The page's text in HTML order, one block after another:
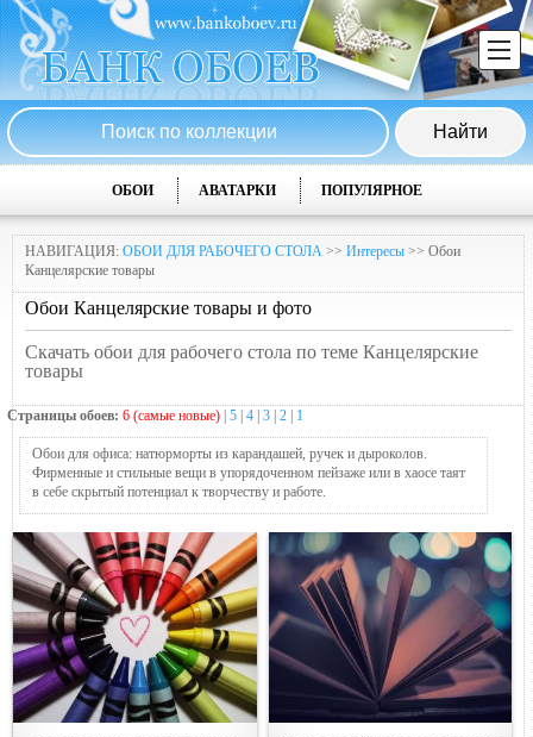
ОБОИ АВАТАРКИ ПОПУЛЯРНОЕ
НАВИГАЦИЯ: ОБОИ ДЛЯ РАБОЧЕГО СТОЛА >> Интересы >> Обои
Канцелярские товары
Обои Канцелярские товары и фото
Скачать обои для рабочего стола по теме Канцелярские
товары
Страницы обоев: 6 (самые новые) 5 4 3 2 1
Обои для офиса: натюрморты из карандашей, ручек и дыроколов.
Фирменные и стильные вещи в упорядоченном пейзаже или в хаосе таят
в себе скрытый потенциал к творчеству и работе.